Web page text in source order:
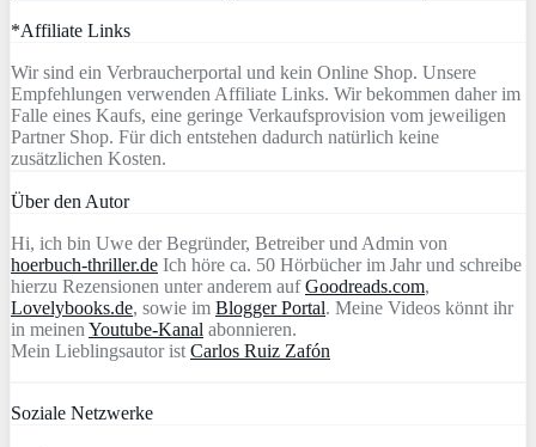
*Affiliate Links
Wir sind ein Verbraucherportal und kein Online Shop. Unsere
Empfehlungen verwenden Affiliate Links. Wir bekommen daher im
Falle eines Kaufs, eine geringe Verkaufsprovision vom jeweiligen
Partner Shop. Für dich entstehen dadurch natürlich keine
zusätzlichen Kosten.
Über den Autor
Hi, ich bin Uwe der Begründer, Betreiber und Admin von
hoerbuch-thriller.de Ich höre ca. 50 Hörbücher im Jahr und schreibe
hierzu Rezensionen unter anderem aufGoodreads.com,
Lovelybooks.de, sowie im Blogger Portal. Meine Videos könnt ihr
in meinen Youtube-Kanal abonnieren.
Mein Lieblingsautor ist Carlos Ruiz Zafón
Soziale Netzwerke